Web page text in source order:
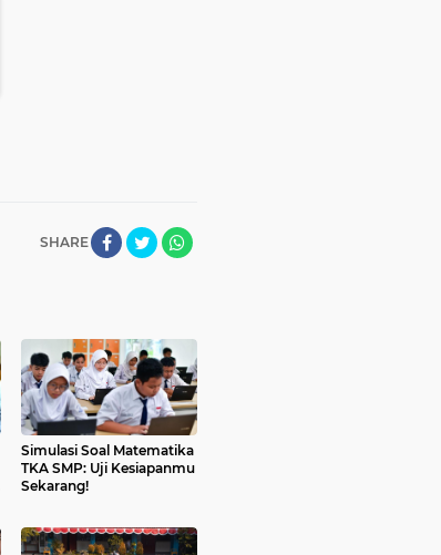
SHARE
Simulasi Soal Matematika
TKA SMP: Uji Kesiapanmu
Sekarang!